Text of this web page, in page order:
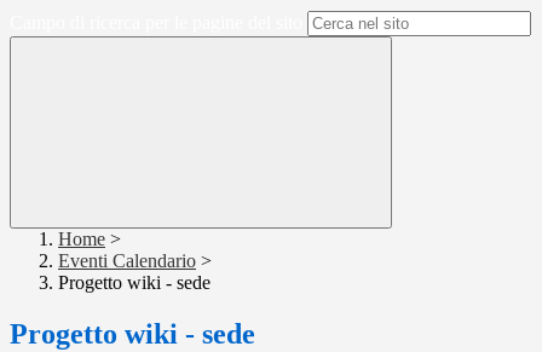
Home >
Eventi Calendario >
Progetto wiki - sede
Progetto wiki - sede